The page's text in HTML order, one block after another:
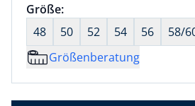
Größenauswahl:
Größe:nichts ausgewählt
48
50 52 54 56 58/
Größenberatung